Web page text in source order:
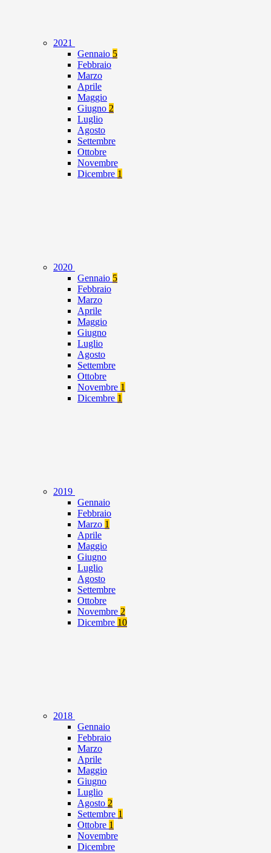
2021
Gennaio 5
Febbraio
Marzo
Aprile
Maggio
Giugno 2
Luglio
Agosto
Settembre
Ottobre
Novembre
Dicembre 1
2020
Gennaio 5
Febbraio
Marzo
Aprile
Maggio
Giugno
Luglio
Agosto
Settembre
Ottobre
Novembre 1
Dicembre 1
2019
Gennaio
Febbraio
Marzo 1
Aprile
Maggio
Giugno
Luglio
Agosto
Settembre
Ottobre
Novembre 2
Dicembre 10
2018
Gennaio
Febbraio
Marzo
Aprile
Maggio
Giugno
Luglio
Agosto 2
Settembre 1
Ottobre 1
Novembre
Dicembre